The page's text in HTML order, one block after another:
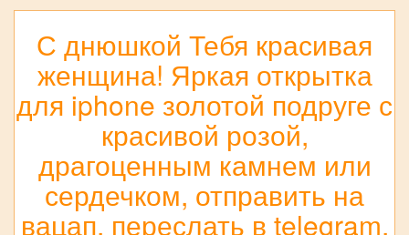
С днюшкой Тебя красивая
женщина! Яркая открытка
для iphone золотой подруге с
красивой розой,
драгоценным камнем или
сердечком, отправить на
вацап, переслать в telegram,